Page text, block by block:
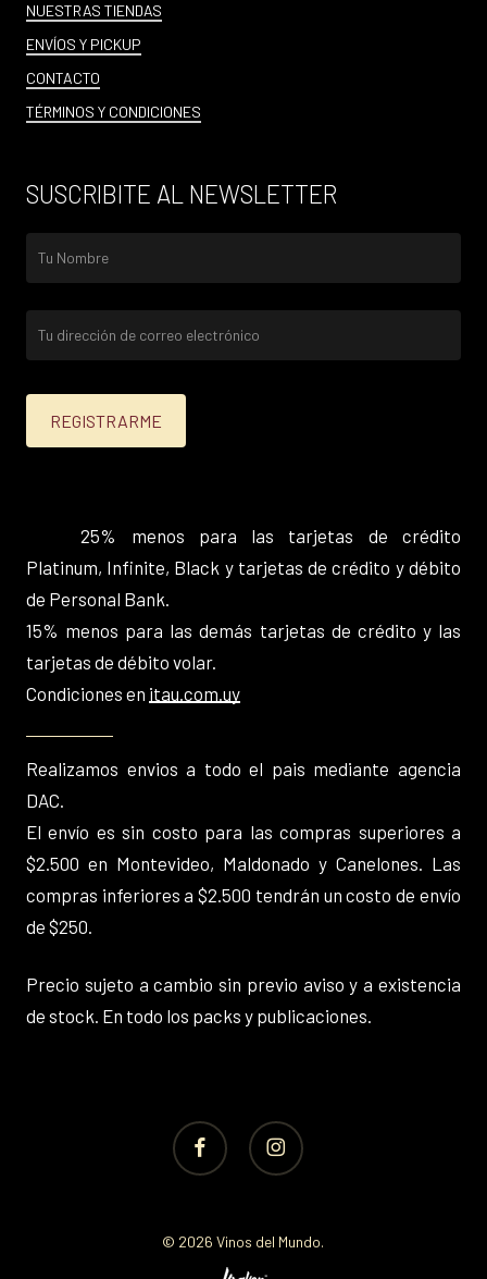
NUESTRAS TIENDAS
ENVÍOS Y PICKUP
CONTACTO
TÉRMINOS Y CONDICIONES
SUSCRIBITE AL NEWSLETTER
25% menos para las tarjetas de crédito
Platinum, Infinite, Black y tarjetas de crédito y débito
de Personal Bank.
15% menos para las demás tarjetas de crédito y las
tarjetas de débito volar.
Condiciones en itau.com.uy
Realizamos envios a todo el pais mediante agencia
DAC.
El envío es sin costo para las compras superiores a
$2.500 en Montevideo, Maldonado y Canelones. Las
compras inferiores a $2.500 tendrán un costo de envío
de $250.
Precio sujeto a cambio sin previo aviso y a existencia
de stock. En todo los packs y publicaciones.
facebook instagram
© 2026 Vinos del Mundo.